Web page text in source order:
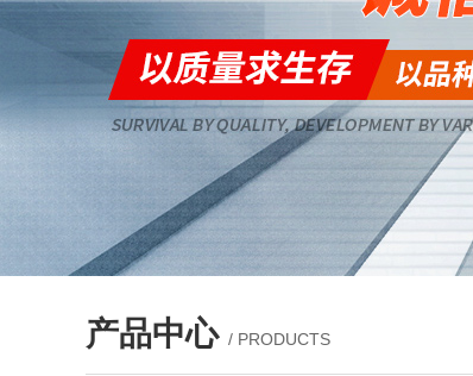
产品中心 / PRODUCTS